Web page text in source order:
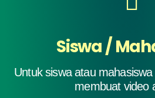
Siswa /
Untuk siswa atau
membuat video